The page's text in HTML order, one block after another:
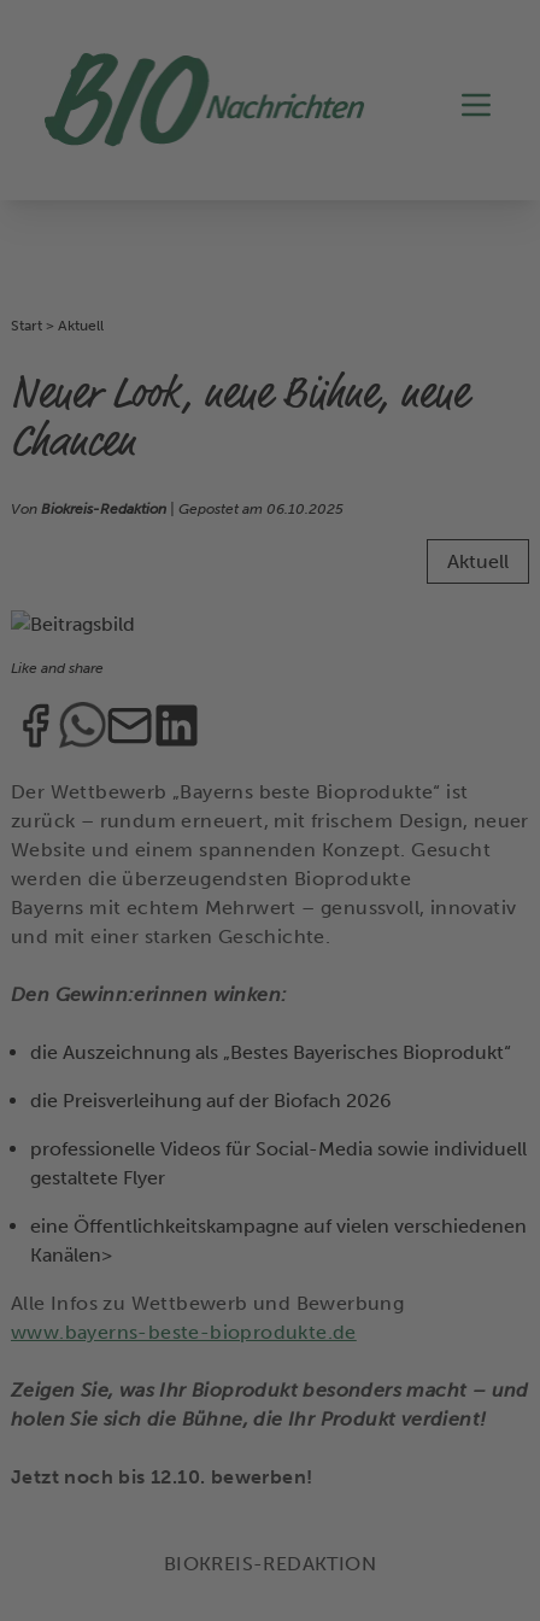
Start > Aktuell
Neuer Look, neue Bühne, neue
Chancen
Von Biokreis-Redaktion| Gepostet am 06.10.2025
Aktuell
Like and share
Der Wettbewerb „Bayerns beste Bioprodukte“ ist
zurück – rundum erneuert, mit frischem Design, neuer
Website und einem spannenden Konzept. Gesucht
werden die überzeugendsten Bioprodukte
Bayerns mit echtem Mehrwert – genussvoll, innovativ
und mit einer starken Geschichte.
Den Gewinn:erinnen winken:
die Auszeichnung als „Bestes Bayerisches Bioprodukt“
die Preisverleihung auf der Biofach 2026
professionelle Videos für Social-Media sowie individuell
gestaltete Flyer
eine Öffentlichkeitskampagne auf vielen verschiedenen
Kanälen>
Alle Infos zu Wettbewerb und Bewerbung
www.bayerns-beste-bioprodukte.de
Zeigen Sie, was Ihr Bioprodukt besonders macht – und
holen Sie sich die Bühne, die Ihr Produkt verdient!
Jetzt noch bis 12.10. bewerben!
BIOKREIS-REDAKTION